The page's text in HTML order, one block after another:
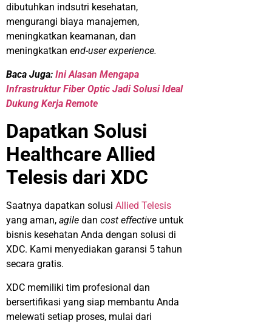
dibutuhkan indsutri kesehatan,
mengurangi biaya manajemen,
meningkatkan keamanan, dan
meningkatkan end-user experience.
Baca Juga: Ini Alasan Mengapa
Infrastruktur Fiber Optic Jadi Solusi Ideal
Dukung Kerja Remote
Dapatkan Solusi
Healthcare Allied
Telesis dari XDC
Saatnya dapatkan solusi Allied Telesis
yang aman, agile dan cost effective untuk
bisnis kesehatan Anda dengan solusi di
XDC. Kami menyediakan garansi 5 tahun
secara gratis.
XDC memiliki tim profesional dan
bersertifikasi yang siap membantu Anda
melewati setiap proses, mulai dari